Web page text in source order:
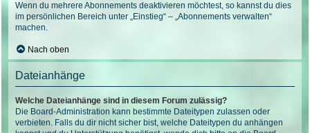
Wenn du mehrere Abonnements deaktivieren möchtest, so kannst du dies
im persönlichen Bereich unter „Einstieg“ – „Abonnements verwalten“
machen.
Nach oben
Dateianhänge
Welche Dateianhänge sind in diesem Forum zulässig?
Die Board-Administration kann bestimmte Dateitypen zulassen oder
verbieten. Falls du dir nicht sicher bist, welche Dateitypen du anhängen